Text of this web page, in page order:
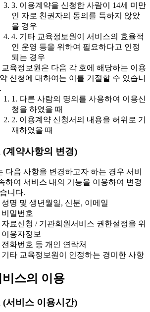
3. 이용계약을 신청한 사람이 14세 미만
인 자로 친권자의 동의를 득하지 않았
을 경우
4. 기타 교육정보원이 서비스의 효율적
인 운영 등을 위하여 필요하다고 인정
되는 경우
육정보원은 다음 각 호에 해당하는 이용
신청에 대하여는 이를 거절할 수 있습니
1. 다른 사람의 명의를 사용하여 이용신
청을 하였을 때
2. 이용계약 신청서의 내용을 허위로 기
재하였을 때
(계약사항의 변경)
다음 사항을 변경하고자 하는 경우 서비
하여 서비스 내의 기능을 이용하여 변경
니다.
명 및 생년월일, 신분, 이메일
밀번호
료신청 / 기관회원서비스 권한설정을 위
이용자정보
화번호 등 개인 연락처
타 교육정보원이 인정하는 경미한 사항
스의 이용
(서비스 이용시간)